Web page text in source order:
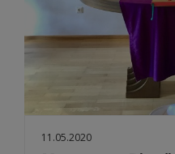
11.05.2020